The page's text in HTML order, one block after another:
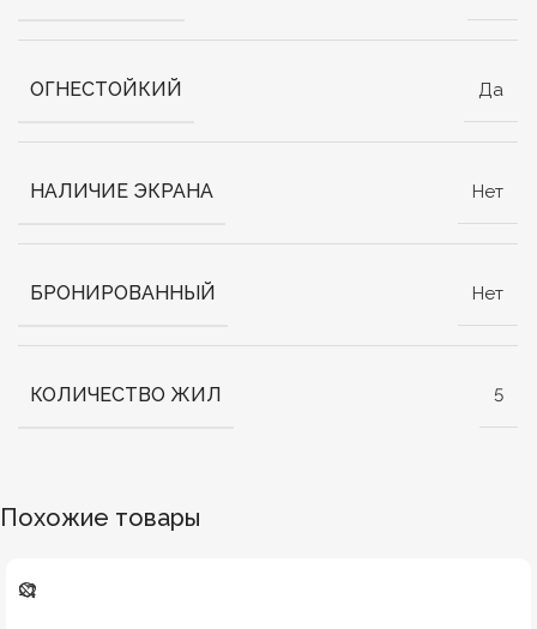
ОГНЕСТОЙКИЙ Да
НАЛИЧИЕ ЭКРАНА Нет
БРОНИРОВАННЫЙ Нет
КОЛИЧЕСТВО ЖИЛ 5
Похожие товары